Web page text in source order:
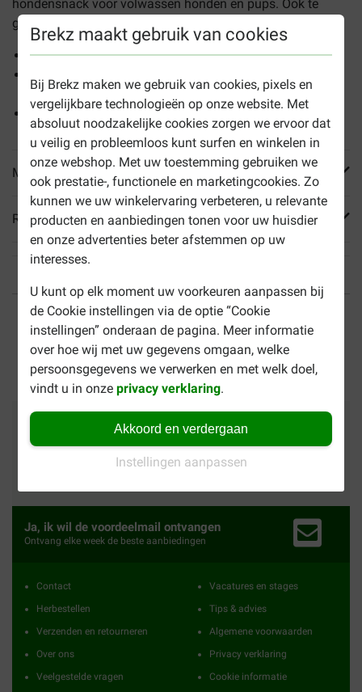
Brekz maakt gebruik van cookies
Bij Brekz maken we gebruik van cookies, pixels en
vergelijkbare technologieën op onze website. Met
absoluut noodzakelijke cookies zorgen we ervoor dat
u veilig en probleemloos kunt surfen en winkelen in
onze webshop. Met uw toestemming gebruiken we
ook prestatie-, functionele en marketingcookies. Zo
kunnen we uw winkelervaring verbeteren, u relevante
producten en aanbiedingen tonen voor uw huisdier
en onze advertenties beter afstemmen op uw
interesses.
U kunt op elk moment uw voorkeuren aanpassen bij
de Cookie instellingen via de optie “Cookie
instellingen” onderaan de pagina. Meer informatie
over hoe wij met uw gegevens omgaan, welke
persoonsgegevens we verwerken en met welk doel,
vindt u in onzeprivacy verklaring.
Akkoord en verdergaan
Instellingen aanpassen
hondensnack voor volwassen honden en pups. Ook te
gebruiken als complete maaltijd.
Bevat vers lamsvlees, kip en schapenvet
mee te geven
Lekker als ijsje in de zomer
Meer informatie
Reviews
Tot 40% goedkoper Veilig betalen
Gratis bezorging vanaf €
Betalingsmethoden
Ja, ik wil de voordeelmail ontvangen
Ontvang elke week de beste aanbiedingen
Contact
Herbestellen
Verzenden en retourneren
Over ons
Veelgestelde vragen
Vacatures en stages
Tips & advies
Algemene voorwaarden
Privacy verklaring
Cookie informatie